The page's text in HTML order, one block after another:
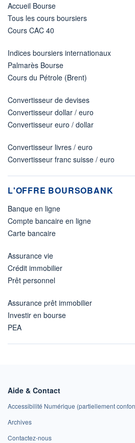
Accueil Bourse
Tous les cours boursiers
Cours CAC 40
Indices boursiers internationaux
Palmarès Bourse
Cours du Pétrole (Brent)
Convertisseur de devises
Convertisseur dollar / euro
Convertisseur euro / dollar
Convertisseur livres / euro
Convertisseur franc suisse / euro
L'OFFRE BOURSOBANK
Banque en ligne
Compte bancaire en ligne
Carte bancaire
Assurance vie
Crédit immobilier
Prêt personnel
Assurance prêt immobilier
Investir en bourse
PEA
Aide & Contact
Accessibilité Numérique (partiellement
Archives
Contactez-nous